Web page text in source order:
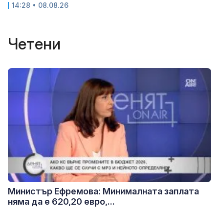
14:28 • 08.08.26
Четени
Министър Ефремова: Минималната заплата
няма да е 620,20 евро,...